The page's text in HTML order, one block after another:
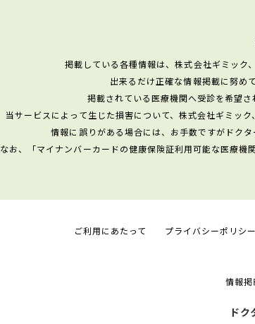
掲載している各種情報は、株式会社ギミック
出来るだけ正確な情報掲載に努め
掲載されている医療機関へ受診を希望
当サービスによって生じた損害について、株式会社ギミッ
情報に誤りがある場合には、お手数ですがドク
なお、「マイナンバーカードの健康保険証利用可能な医療機
ご利用にあたって プライバシーポリシー
情報掲
ドク